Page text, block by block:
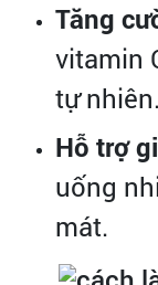
Tăng
vitamin
tự nhiên.
Hỗ trợ
uống
mát.